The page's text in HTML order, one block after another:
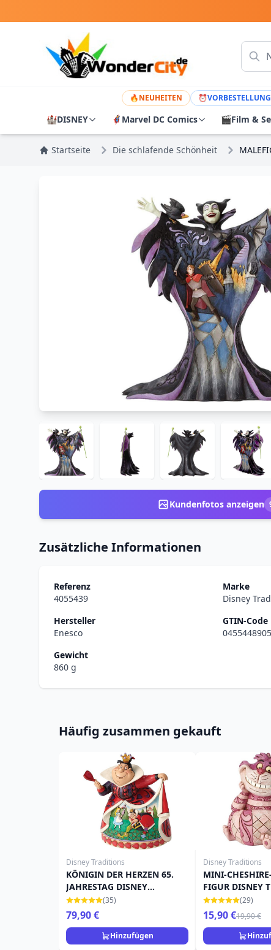
🔥NEUHEITEN ⏰
🏰DISNEY 🦸 Marvel DC Comics 🎬Film &
Startseite Die schlafende Schönheit
Kundenfotos anzeigen
Zusätzliche Informationen
Referenz
4055439
Marke
Disney
Hersteller
Enesco
GTIN-Code
Gewicht
860 g
Häufig zusammen gekauft
Disney Traditions
KÖNIGIN DER HERZEN 65.
JAHRESTAG DISNEY
TRADITIONS JIM SHORE
(35)
79,90 €
Hinzufügen
Disney Traditions
MINI-
FIGUR DISNEY
(29)
15,90 €19,90 €